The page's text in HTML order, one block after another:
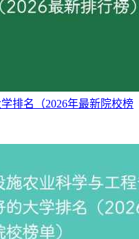
排名（2026年最新院校榜